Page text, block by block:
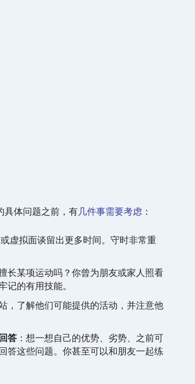
具体问题之前，有几件事需要考虑 ：
虚拟面谈留出更多时间。守时非常重
长某项运动吗？你曾为朋友或家人照看
记的有用技能。
，了解他们可能提供的活动，并注意他
答 ：想一想自己的优势、劣势、之前可
答这些问题。你甚至可以和朋友一起练